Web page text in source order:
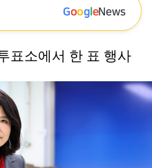
GoogleNews
표소에서 한 표 행사